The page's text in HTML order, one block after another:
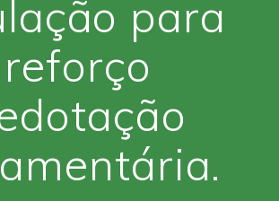
para
reforço